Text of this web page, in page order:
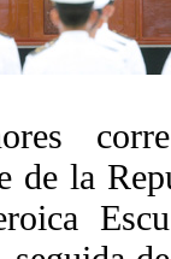
de la